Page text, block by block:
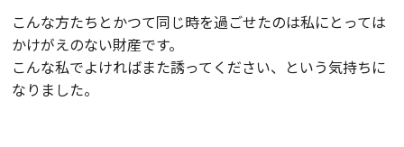
こんな方たちとかつて同じ時を過ごせたのは私にとっては
かけがえのない財産です。
こんな私でよければまた誘ってください、という気持ちに
なりました。